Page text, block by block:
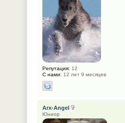
Репутация: 12
С нами: 12 лет 9 месяцев
Arx-Angel
Юниор